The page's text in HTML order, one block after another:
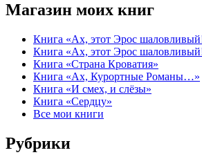
Магазин моих книг
Книга «Ах, этот Эрос
Книга «Ах, этот Эрос
Книга «Страна Кроватия»
Книга «Ах, Курортные Романы…»
Книга «И смех, и слёзы»
Книга «Сердцу»
Все мои книги
Рубрики